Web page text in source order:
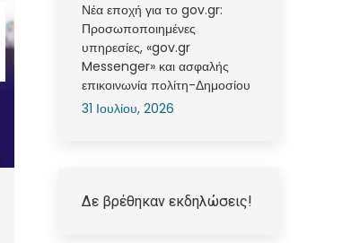
Νέα εποχή για το gov.gr:
Προσωποποιημένες
υπηρεσίες, «gov.gr
Messenger» και ασφαλής
επικοινωνία πολίτη-Δημοσίου
31 Ιουλίου, 2026
Δε βρέθηκαν εκδηλώσεις!